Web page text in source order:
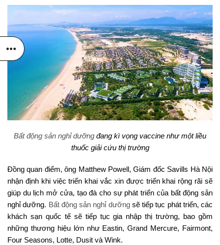
Bất động sản nghỉ dưỡng đang kì vọng vaccine như một liều
thuốc giải cứu thị trường
Đồng quan điểm, ông Matthew Powell, Giám đốc Savills Hà Nội
nhận định khi việc triển khai vắc xin được triển khai rộng rãi sẽ
giúp du lịch mở cửa, tạo đà cho sự phát triển của bất động sản
nghỉ dưỡng. Bất động sản nghỉ dưỡngsẽ tiếp tục phát triển, các
khách sạn quốc tế sẽ tiếp tục gia nhập thị trường, bao gồm
những thương hiệu lớn như Eastin, Grand Mercure, Fairmont,
Four Seasons, Lotte, Dusit và Wink.